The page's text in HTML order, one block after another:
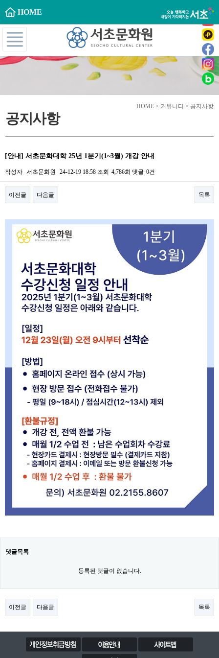
HOME
HOME > 커뮤니티 > 공지사항
공지사항
[안내] 서초문화대학 25년 1분기(1~3월) 개강 안내
작성자 서초문화원 24-12-19 18:58 조회 4,786회 댓글 0건
이전글 다음글 목록
본문
댓글목록
등록된 댓글이 없습니다.
이전글 다음글 목록